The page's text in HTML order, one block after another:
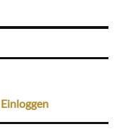
Einloggen